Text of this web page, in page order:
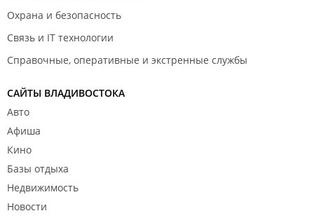
Охрана и безопасность
Связь и IT технологии
Справочные, оперативные и экстренные службы
САЙТЫ ВЛАДИВОСТОКА
Авто
Афиша
Кино
Базы отдыха
Недвижимость
Новости